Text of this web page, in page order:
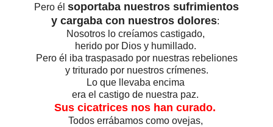
Pero él soportaba nuestros sufrimientos
y cargaba con nuestros dolores:
Nosotros lo creíamos castigado,
herido por Dios y humillado.
Pero él iba traspasado por nuestras rebeliones
y triturado por nuestros crímenes.
Lo que llevaba encima
era el castigo de nuestra paz.
Sus cicatrices nos han curado.
Todos errábamos como ovejas,